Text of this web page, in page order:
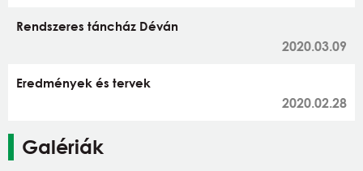
Rendszeres táncház Déván
2020.03.09
Eredmények és tervek
2020.02.28
Galériák